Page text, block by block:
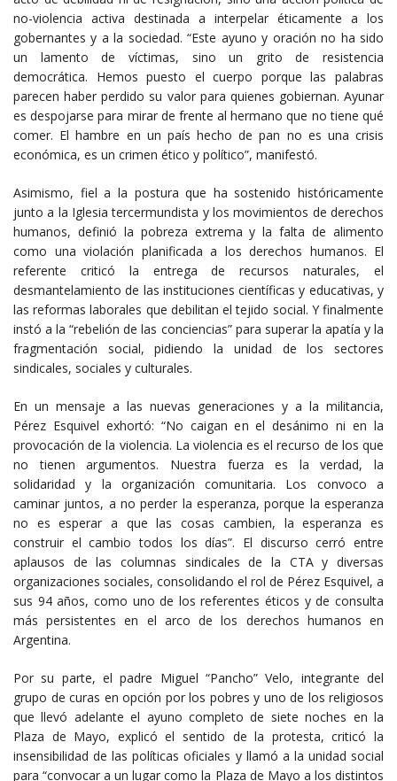
no-violencia activa destinada a interpelar éticamente a los
gobernantes y a la sociedad. “Este ayuno y oración no ha sido
un lamento de víctimas, sino un grito de resistencia
democrática. Hemos puesto el cuerpo porque las palabras
parecen haber perdido su valor para quienes gobiernan. Ayunar
es despojarse para mirar de frente al hermano que no tiene qué
comer. El hambre en un país hecho de pan no es una crisis
económica, es un crimen ético y político”, manifestó.
Asimismo, fiel a la postura que ha sostenido históricamente
junto a la Iglesia tercermundista y los movimientos de derechos
humanos, definió la pobreza extrema y la falta de alimento
como una violación planificada a los derechos humanos. El
referente criticó la entrega de recursos naturales, el
desmantelamiento de las instituciones científicas y educativas, y
las reformas laborales que debilitan el tejido social. Y finalmente
instó a la “rebelión de las conciencias” para superar la apatía y la
fragmentación social, pidiendo la unidad de los sectores
sindicales, sociales y culturales.
En un mensaje a las nuevas generaciones y a la militancia,
Pérez Esquivel exhortó: “No caigan en el desánimo ni en la
provocación de la violencia. La violencia es el recurso de los que
no tienen argumentos. Nuestra fuerza es la verdad, la
solidaridad y la organización comunitaria. Los convoco a
caminar juntos, a no perder la esperanza, porque la esperanza
no es esperar a que las cosas cambien, la esperanza es
construir el cambio todos los días”. El discurso cerró entre
aplausos de las columnas sindicales de la CTA y diversas
organizaciones sociales, consolidando el rol de Pérez Esquivel, a
sus 94 años, como uno de los referentes éticos y de consulta
más persistentes en el arco de los derechos humanos en
Argentina.
Por su parte, el padre Miguel “Pancho” Velo, integrante del
grupo de curas en opción por los pobres y uno de los religiosos
que llevó adelante el ayuno completo de siete noches en la
Plaza de Mayo, explicó el sentido de la protesta, criticó la
insensibilidad de las políticas oficiales y llamó a la unidad social
para “convocar a un lugar como la Plaza de Mayo a los distintos